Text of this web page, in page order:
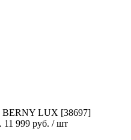
BERNY LUX [38697]
11 999 руб. / шт